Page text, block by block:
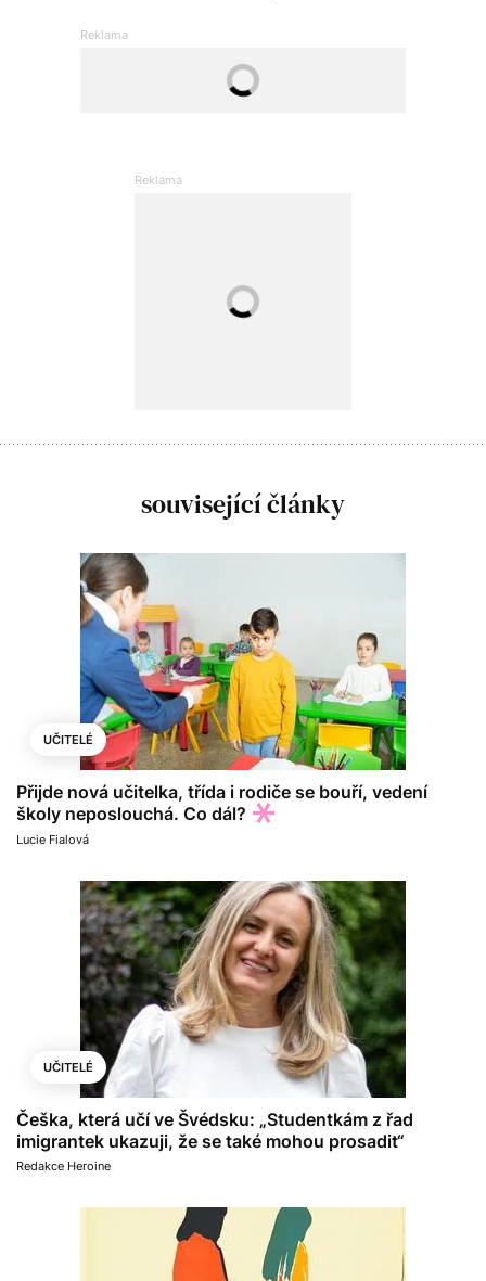
související články
UČITELÉ
Přijde nová učitelka, třída i rodiče se bouří, vedení
školy neposlouchá. Co dál?
Lucie Fialová
UČITELÉ
Češka, která učí ve Švédsku: „Studentkám z řad
imigrantek ukazuji, že se také mohou prosadit“
Redakce Heroine